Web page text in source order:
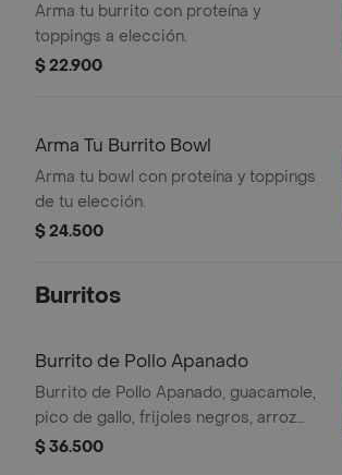
Arma tu burrito con proteína y
toppings a elección.
$ 22.900
Arma Tu Burrito Bowl
Arma tu bowl con proteína y toppings
de tu elección.
$ 24.500
Burritos
Burrito de Pollo Apanado
Burrito de Pollo Apanado, guacamole,
pico de gallo, frijoles negros, arroz
achiote, lechuga y queso.
$ 36.500